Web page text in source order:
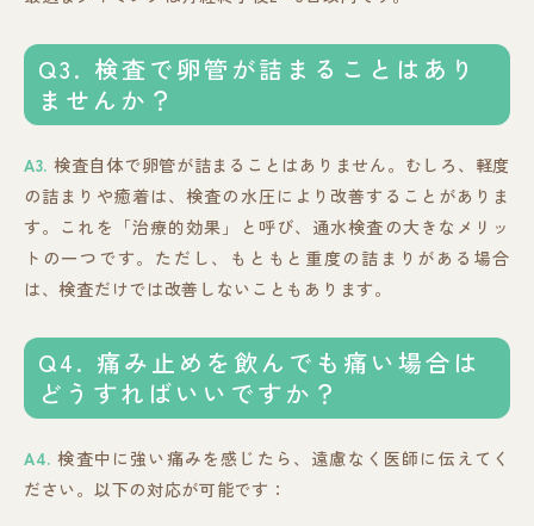
Q3. 検査で卵管が詰まることはあり
ませんか？
A3. 検査自体で卵管が詰まることはありません。むしろ、軽度
の詰まりや癒着は、検査の水圧により改善することがありま
す。これを「治療的効果」と呼び、通水検査の大きなメリッ
トの一つです。ただし、もともと重度の詰まりがある場合
は、検査だけでは改善しないこともあります。
Q4. 痛み止めを飲んでも痛い場合は
どうすればいいですか？
A4. 検査中に強い痛みを感じたら、遠慮なく医師に伝えてく
ださい。以下の対応が可能です：